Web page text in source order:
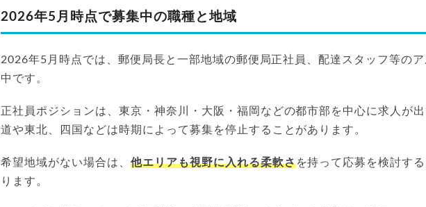
2026年5月時点で募集中の職種と地域
2026年5月時点では、郵便局長と一部地域の郵便局正社員、配達スタッフ等の
中です。
正社員ポジションは、東京・神奈川・大阪・福岡などの都市部を中心に求人が
道や東北、四国などは時期によって募集を停止することがあります。
希望地域がない場合は、他エリアも視野に入れる柔軟さを持って応募を検討す
ります。